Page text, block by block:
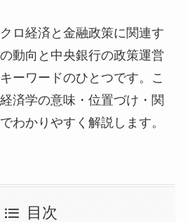
ロ経済と金融政策に関連す
動向と中央銀行の政策運営
ーワードのひとつです。こ
済学の意味・位置づけ・関
わかりやすく解説します。
目次